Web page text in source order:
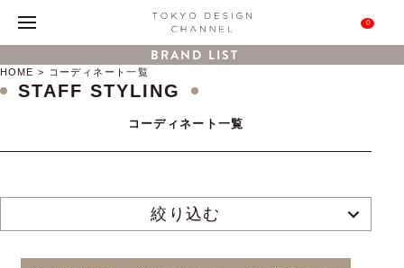
0
BRAND LIST
HOME コーディネート一覧
STAFF STYLING
コーディネート一覧
絞り込む